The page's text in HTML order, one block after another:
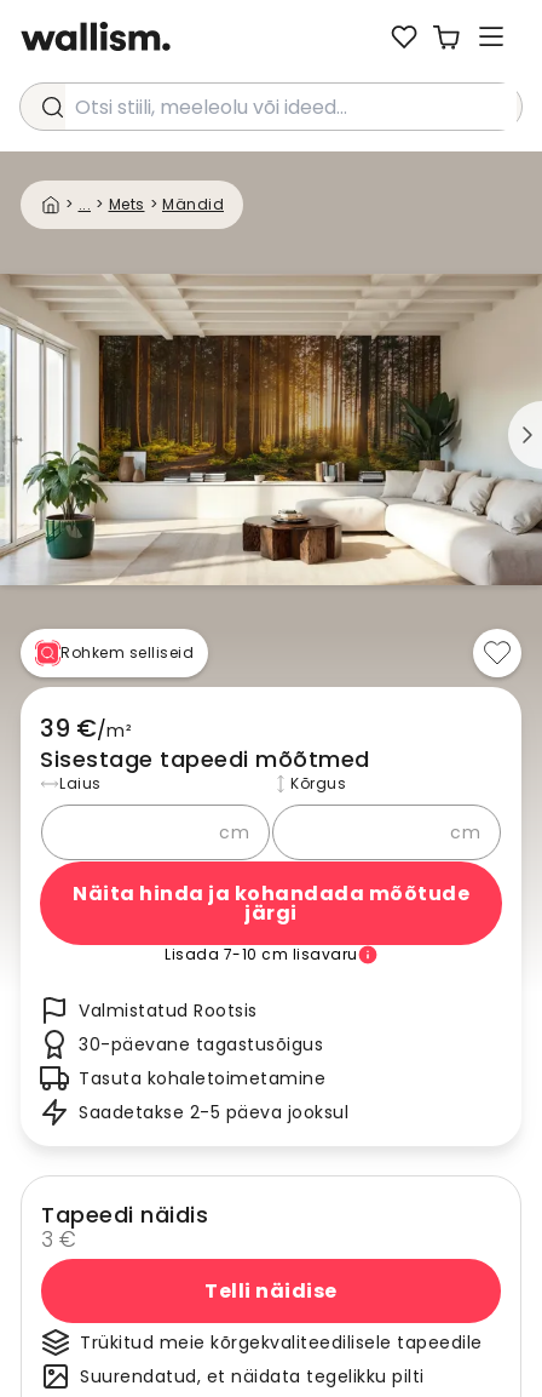
Otsi stiili, meeleolu või ideed...
> ... > Mets > Mändid
Rohkem selliseid
39 €/m²
Sisestage tapeedi mõõtmed
Laius
cm
Kõrgus
cm
Näita hinda ja kohandada mõõtude
järgi
Lisada 7-10 cm lisavaru
Valmistatud Rootsis
30-päevane tagastusõigus
Tasuta kohaletoimetamine
Saadetakse 2-5 päeva jooksul
Tapeedi näidis
3 €
Telli näidise
Trükitud meie kõrgekvaliteedilisele tapeedile
Suurendatud, et näidata tegelikku pilti